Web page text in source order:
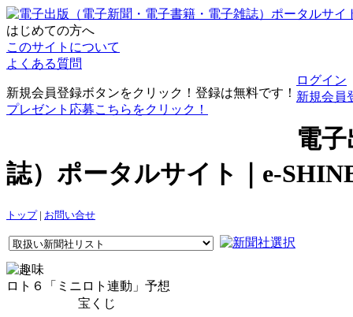
はじめての方へ
このサイトについて
よくある質問
新規会員登録ボタンをクリック！登録は無料です！
プレゼント応募こちらをクリック！
ログイン
新規会員
電
誌）ポータルサイト｜e-
トップ| お問い合せ
ロト６「ミニロト連動」予想
宝くじ